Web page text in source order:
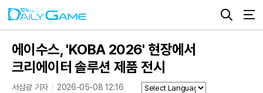
에이수스, 'KOBA 2026' 현장에서
크리에이터 솔루션 제품 전시
서삼광 기자 2026-05-08 12:16